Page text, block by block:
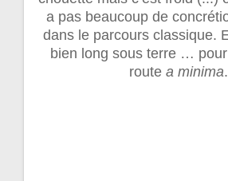
a pas beaucoup de
dans le parcours classique.
bien long sous terre …
route a minima.